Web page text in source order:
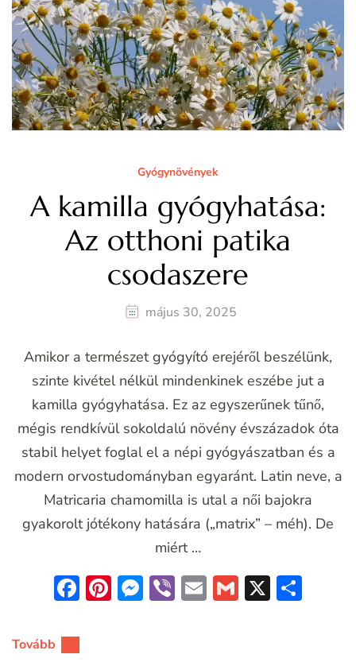
Gyógynövények
A kamilla gyógyhatása:
Az otthoni patika
csodaszere
május 30, 2025
Amikor a természet gyógyító erejéről beszélünk,
szinte kivétel nélkül mindenkinek eszébe jut a
kamilla gyógyhatása. Ez az egyszerűnek tűnő,
mégis rendkívül sokoldalú növény évszázadok óta
stabil helyet foglal el a népi gyógyászatban és a
modern orvostudományban egyaránt. Latin neve, a
Matricaria chamomilla is utal a női bajokra
gyakorolt jótékony hatására („matrix” – méh). De
miért …
Facebook
Pinterest
Messenger
ViberEmailGmail
X
Tovább